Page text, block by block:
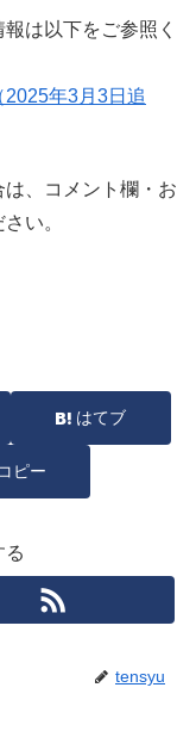
は以下をご参照く
2025年3月3日追
、コメント欄・お
い。
はてブ
コピー
る
tensyu